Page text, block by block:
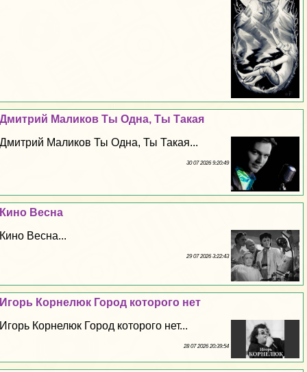
Дмитрий Маликов Ты Одна, Ты Такая
Дмитрий Маликов Ты Одна, Ты Такая...
30 07 2026 9:20:49
Кино Весна
Кино Весна...
29 07 2026 3:22:43
Игорь Корнелюк Город которого нет
Игорь Корнелюк Город которого нет...
28 07 2026 20:39:54